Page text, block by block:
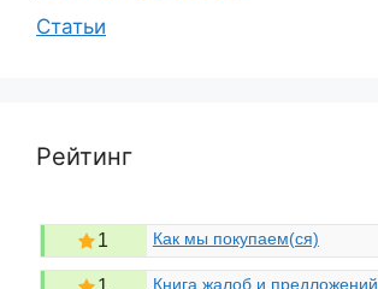
Статьи
Рейтинг
1 Как мы покупаем(ся)
Книга жалоб и предложений